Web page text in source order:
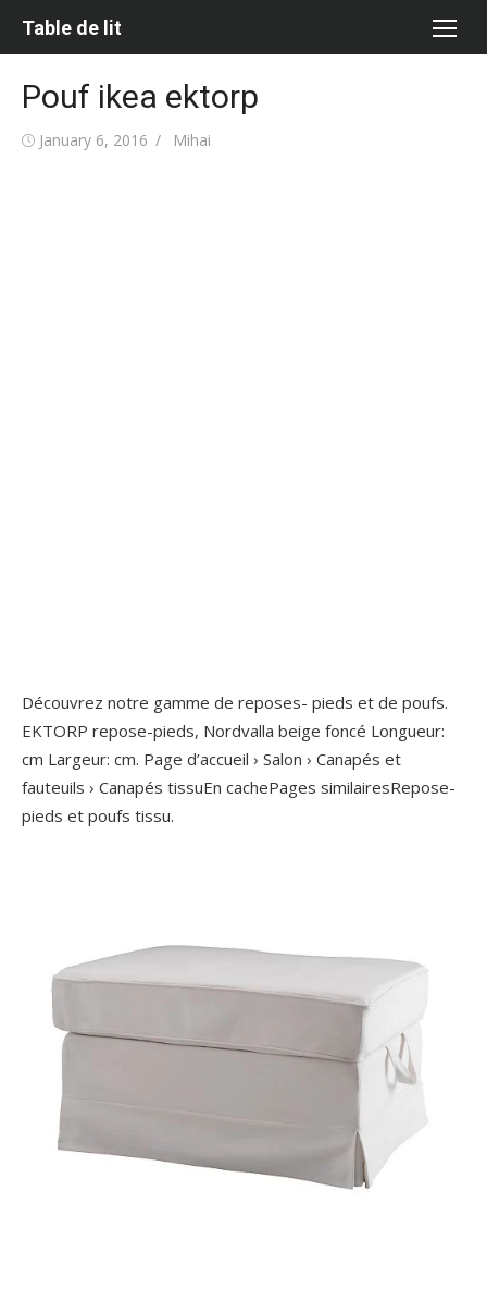
Table de lit
Pouf ikea ektorp
Posted
January 6, 2016 Author
Mihai
Découvrez notre gamme de reposes- pieds et de poufs.
EKTORP repose-pieds, Nordvalla beige foncé Longueur:
cm Largeur: cm. Page d’accueil › Salon › Canapés et
fauteuils › Canapés tissuEn cachePages similairesRepose-
pieds et poufs tissu.